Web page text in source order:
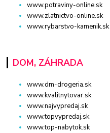
www.potraviny-online.sk
www.zlatnictvo-online.sk
www.rybarstvo-kamenik.sk
DOM, ZÁHRADA
www.dm-drogeria.sk
www.kvalitnytovar.sk
www.najvypredaj.sk
www.topvypredaj.sk
www.top-nabytok.sk